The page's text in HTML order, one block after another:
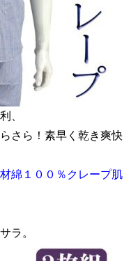
、
さら！素早く乾き爽快
綿１００％クレープ肌
ラ。